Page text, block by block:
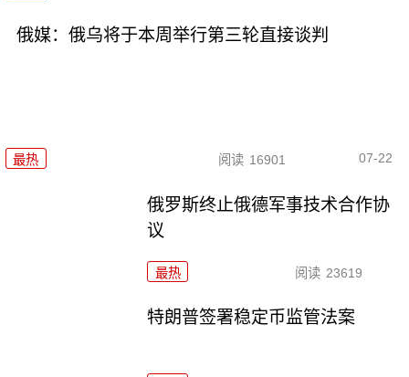
俄媒：俄乌将于本周举行第三轮直接谈判
最热 阅读 16901 07-22
俄罗斯终止俄德军事技术合作协
议
最热 阅读 23619
特朗普签署稳定币监管法案